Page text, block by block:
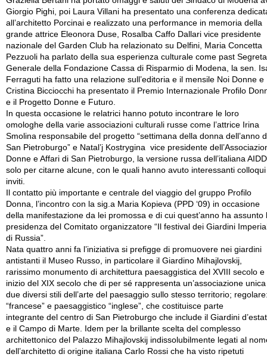
Giorgio Pighi, poi Laura Villani ha presentato una conferenza
all’architetto Porcinai e realizzato una performance in memoria della
grande attrice Eleonora Duse, Rosalba Caffo Dallari vice presidente
nazionale del Garden Club ha relazionato su Delfini, Maria Concetta
Pezzuoli ha parlato della sua esperienza culturale come past
Generale della Fondazione Cassa di Risparmio di Modena, la sen.
Ferraguti ha fatto una relazione sull’editoria e il mensile Noi Donne e
Cristina Bicciocchi ha presentato il Premio Internazionale Profilo
e il Progetto Donne e Futuro.
In questa occasione le relatrici hanno potuto incontrare le loro
omologhe della varie associazioni culturali russe come l’attrice Irina
Smolina responsabile del progetto “settimana della donna dell’anno
San Pietroburgo” e Natal’j Kostrygina vice presidente
Donne e Affari di San Pietroburgo, la versione russa dell’italiana
solo per citarne alcune, con le quali hanno avuto interessanti
inviti.
Il contatto più importante e centrale del viaggio del gruppo Profilo
Donna, l’incontro con la sig.a Maria Kopieva (PPD ‘09) in occasione
della manifestazione da lei promossa e di cui quest’anno ha assunto
presidenza del Comitato organizzatore “Il festival dei Giardini
di Russia”.
Nata quattro anni fa l’iniziativa si prefigge di promuovere nei giardini
antistanti il Museo Russo, in particolare il Giardino Mihajlovskij,
rarissimo monumento di architettura paesaggistica del XVIII secolo e
inizio del XIX secolo che di per sé rappresenta un’associazione
due diversi stili dell’arte del paesaggio sullo stesso territorio;
“francese” e paesaggistico “inglese”, che costituisce parte
integrante del centro di San Pietroburgo che include il Giardini
e il Campo di Marte. Idem per la brillante scelta del complesso
architettonico del Palazzo Mihajlovskij indissolubilmente legati al
dell’architetto di origine italiana Carlo Rossi che ha visto ripetuti